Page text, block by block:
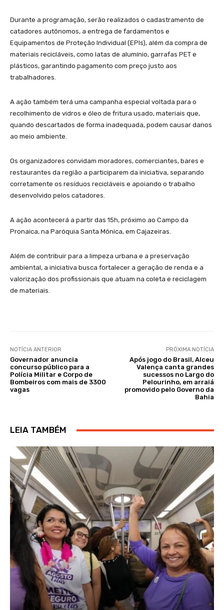
Durante a programação, serão realizados o cadastramento de
catadores autônomos, a entrega de fardamentos e
Equipamentos de Proteção Individual (EPIs), além da compra de
materiais recicláveis, como latas de alumínio, garrafas PET e
plásticos, garantindo pagamento com preço justo aos
trabalhadores.
A ação também terá uma campanha especial voltada para o
recolhimento de vidros e óleo de fritura usado, materiais que,
quando descartados de forma inadequada, podem causar danos
ao meio ambiente.
Os organizadores convidam moradores, comerciantes, bares e
restaurantes da região a participarem da iniciativa, separando
corretamente os resíduos recicláveis e apoiando o trabalho
desenvolvido pelos catadores.
A ação acontecerá a partir das 15h, próximo ao Campo da
Pronaica, na Paróquia Santa Mônica, em Cajazeiras.
Além de contribuir para a limpeza urbana e a preservação
ambiental, a iniciativa busca fortalecer a geração de renda e a
valorização dos profissionais que atuam na coleta e reciclagem
de materiais.
NOTÍCIA ANTERIOR
Governador anuncia
concurso público para a
Polícia Militar e Corpo de
Bombeiros com mais de 3300
vagas
PRÓXIMA NOTÍCIA
Após jogo do Brasil, Alceu
Valença canta grandes
sucessos no Largo do
Pelourinho, em arraiá
promovido pelo Governo da
Bahia
LEIA TAMBÉM